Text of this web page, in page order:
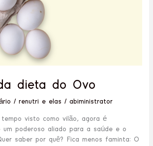
dieta do Ovo
/renutri e elas /abiministrator
visto como vilão, agora é
um poderoso aliado para a saúde e o
saber por quê? Fica menos faminta: O